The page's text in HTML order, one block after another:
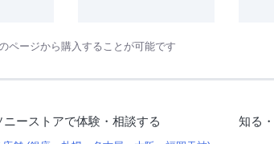
ページから購入することが可能です
ニーストアで体験・相談する 知る